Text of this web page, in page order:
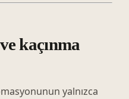
kaçınma
yalnızca